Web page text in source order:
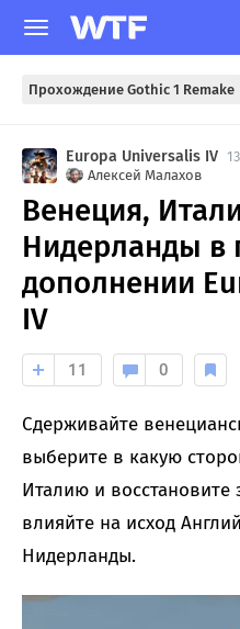
Прохождение Gothic 1 Remake
Europa Universalis IV
Алексей Малахов
Венеция,
Нидерланды в
дополнении
IV
11 0
Сдерживайте
выберите в какую
Италию и
влияйте на исход
Нидерланды.